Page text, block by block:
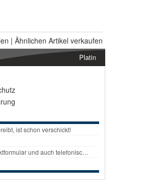
| Ähnlichen Artikel verkaufen
Platin